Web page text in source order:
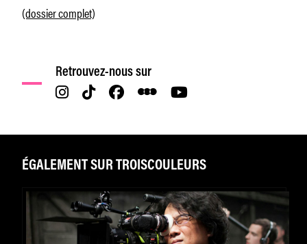
(dossier complet)
Retrouvez-nous sur
ÉGALEMENT SUR TROISCOULEURS